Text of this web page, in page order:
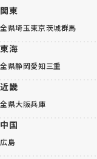
関東
全県埼玉東京茨城群馬
東海
全県静岡愛知三重
近畿
全県大阪兵庫
中国
広島